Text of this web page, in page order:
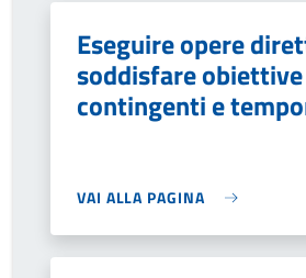
Eseguire opere
soddisfare
contingenti e
VAI ALLA PAGINA